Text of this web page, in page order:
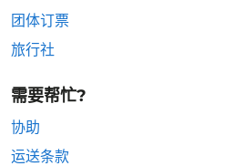
团体订票
旅行社
需要帮忙?
协助
运送条款